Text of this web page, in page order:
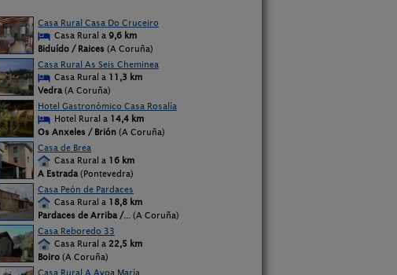
Casa Rural Casa Do Cruceiro
Casa Rural a 9,6 km
Biduído / Raices (A Coruña)
Casa Rural As Seis Cheminea
Casa Rural a 11,3 km
Vedra (A Coruña)
Hotel Gastronómico Casa Rosalía
Hotel Rural a 14,4 km
Os Anxeles / Brión (A Coruña)
Casa de Brea
Casa Rural a 16 km
A Estrada (Pontevedra)
Casa Peón de Pardaces
Casa Rural a 18,8 km
Pardaces de Arriba /... (A Coruña)
Casa Reboredo 33
Casa Rural a 22,5 km
Boiro (A Coruña)
Casa Rural A Avoa María